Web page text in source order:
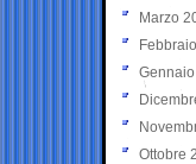
Marzo
Ottobre